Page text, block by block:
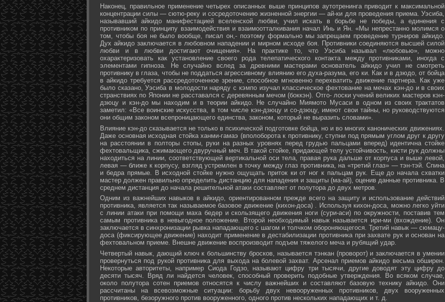
Наконец, правильное применение четырех описанных выше принципов аутотренинга приводит к максимальной
концентрации силы — сютю-реку и сосредоточению жизненной энергии — ай-ки для проведения приема. Уэсиба,
называвший айкидо манифестацией вселенской любви, учил искать в борьбе не победы, а единения с
противником по принципу взаимодействия и взаимоотталкивания начал Инь и Ян. «Мы непрестанно молимся о
том, чтобы боя не было вообще, писал он,- поэтому формально мы запрещаем проведение турниров айкидо.
Дух айкидо заключается в любовном нападении и мирном исходе боя. Противники соединяются высшей силой
любви и в любви достигают очищения». На практике то, что Уэсиба называл «любовью», можно
охарактеризовать как установление своего рода телепатического контакта между противниками, иногда с
элементами гипноза. Не случайно вслед за древними мастерами основатель айкидо учил не смотреть
противнику в глаза, чтобы не поддаться агрессивному влиянию его духа-разума, его ки. Как и в дзюдо, от бойца
в айкидо требуется рассредоточенное зрение, способное мгновенно перехватить движение партнера. Как уже
было сказано, Уэсиба в молодости наряду с кэмпо изучал классическое фехтование на мечах кэн-до и в своих
странствиях по Японии не расставался с деревянным мечом (боккэн). Отго- лоски учений великих мастеров кэн-
дзюцу и кэн-до мы находим и в теории айкидо. Не случайно Миямото Мусаси в одном из своих трактатов
заметил: «Все воинские искусства, в том числе кэн-дзюцу и со-дзюцу, имеют свои тайны, но руководствуются
они общим законом всепроницающего единства, законом, который не выразить словами».
Влияние кэн-до сказывается не только в психической подготовке бойца, но и во многих канонических движениях.
Даже основная исходная стойка ханми-гамаэ (вполоборота к противнику, ступни под прямым углом друг к другу
на расстоянии в полторы стопы, руки на разных уровнях перед грудью пальцами вперед) идентична стойке
фехтовальщика, сжимающего двуручный меч. В такой стойке, придающей телу устойчивость, кисти рук должны
находиться на линии, соответствующей вертикальной оси тела, правая рука дальше от корпуса и выше левой,
левая — ближе к корпусу, взгляд устремлен в точку между глаз противника, на «третий глаз» — тэн-тэй. Спина
и бедра прямые. В исходной стойке нужно ощущать приток ки от ног к пальцам рук. Еще до начала схватки
мастер должен правильно определить дистанцию для нападения и защиты (ма-ай), оценив данные противника. В
среднем дистанция до начала решительной атаки составляет от полутора до двух метров.
Одним из важнейших навыков в айкидо, ориентированном прежде всего на защиту и использование действий
противника, является так называемое базовое движение (кихон-доса) . Используя кихон-доса, можно легко уйти
с линии атаки при помощи маха бедер и скользящего движения ноги (сури-аси) по окружности, поставив тем
самым противника в невыгодное положение. Второй необходимый навык называется ири-ми (вхождение). Он
заключается в синхронизации рывка нападающего с шагом и толчком обороняющегося. Третий навык — сюмацу-
доса (фиксирующее движение) находит применение в дестабилизации противника при захвате рук и основан на
фехтовальном приеме. Внешне движение воспроизводит подъем тяжелого меча и рубящий удар.
Четвертый навык, дающий ключ к большинству бросков, называется тэнкан (проворот) и заключается в умении
провернуться под рукой противника для выхода на болевой захват. Арсенал приемов айкидо весьма обширен.
Некоторые авторитеты, например Сиода Годзо, называют цифру три тысячи, другие доводят эту цифру до
десяти тысяч. Вряд ли найдется человек, способный проверить подобные утверждения. Во всяком случае,
около полутора сотен приемов относятся к числу важнейших и составляют базовую технику айкидо. Они
рассчитаны на всевозможные ситуации: борьбу двух невооруженных противников, двух вооруженных
противников, безоружного против вооруженного, одного против нескольких нападающих и т. д.